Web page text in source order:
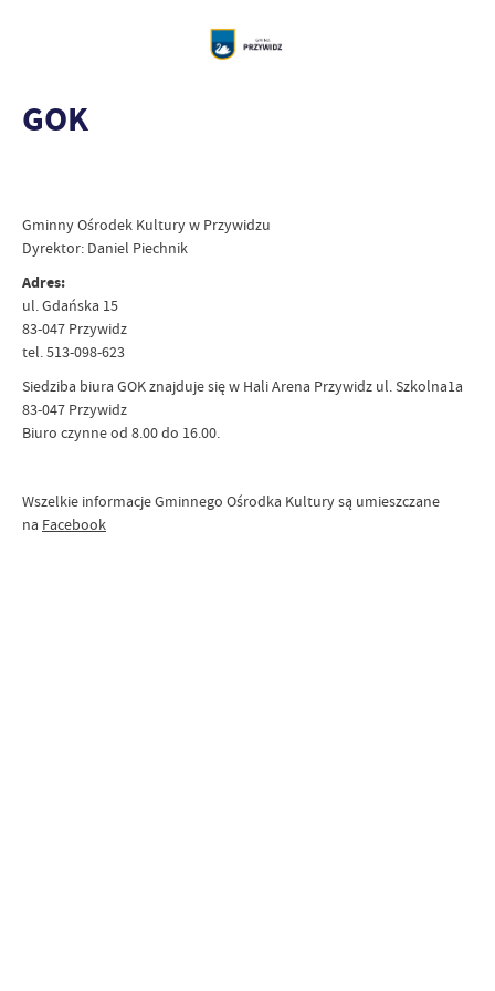
GOK
Gminny Ośrodek Kultury w Przywidzu
Dyrektor: Daniel Piechnik
Adres:
ul. Gdańska 15
83-047 Przywidz
tel. 513-098-623
Siedziba biura GOK znajduje się w Hali Arena Przywidz ul. Szkolna1a
83-047 Przywidz
Biuro czynne od 8.00 do 16.00.
Wszelkie informacje Gminnego Ośrodka Kultury są umieszczane
na Facebook